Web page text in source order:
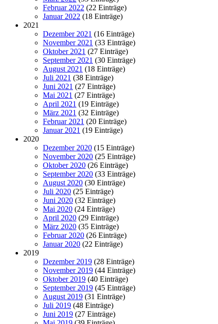
Februar 2022 (22 Einträge)
Januar 2022 (18 Einträge)
2021
Dezember 2021 (16 Einträge)
November 2021 (33 Einträge)
Oktober 2021 (27 Einträge)
September 2021 (30 Einträge)
August 2021 (18 Einträge)
Juli 2021 (38 Einträge)
Juni 2021 (27 Einträge)
Mai 2021 (27 Einträge)
April 2021 (19 Einträge)
März 2021 (32 Einträge)
Februar 2021 (20 Einträge)
Januar 2021 (19 Einträge)
2020
Dezember 2020 (15 Einträge)
November 2020 (25 Einträge)
Oktober 2020 (26 Einträge)
September 2020 (33 Einträge)
August 2020 (30 Einträge)
Juli 2020 (25 Einträge)
Juni 2020 (32 Einträge)
Mai 2020 (24 Einträge)
April 2020 (29 Einträge)
März 2020 (35 Einträge)
Februar 2020 (26 Einträge)
Januar 2020 (22 Einträge)
2019
Dezember 2019 (28 Einträge)
November 2019 (44 Einträge)
Oktober 2019 (40 Einträge)
September 2019 (45 Einträge)
August 2019 (31 Einträge)
Juli 2019 (48 Einträge)
Juni 2019 (27 Einträge)